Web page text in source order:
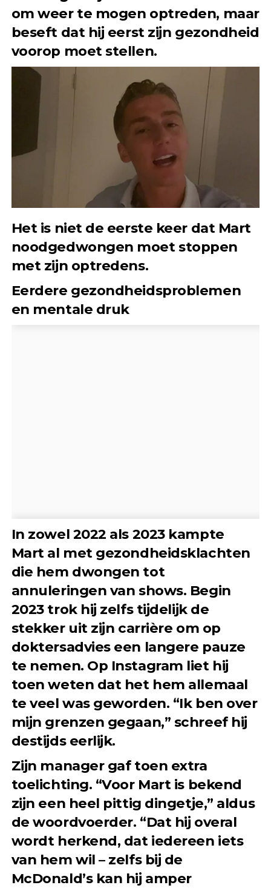
om weer te mogen optreden, maar
beseft dat hij eerst zijn gezondheid
voorop moet stellen.
Het is niet de eerste keer dat Mart
noodgedwongen moet stoppen
met zijn optredens.
Eerdere gezondheidsproblemen
en mentale druk
In zowel 2022 als 2023 kampte
Mart al met gezondheidsklachten
die hem dwongen tot
annuleringen van shows. Begin
2023 trok hij zelfs tijdelijk de
stekker uit zijn carrière om op
doktersadvies een langere pauze
te nemen. Op Instagram liet hij
toen weten dat het hem allemaal
te veel was geworden. “Ik ben over
mijn grenzen gegaan,” schreef hij
destijds eerlijk.
Zijn manager gaf toen extra
toelichting. “Voor Mart is bekend
zijn een heel pittig dingetje,” aldus
de woordvoerder. “Dat hij overal
wordt herkend, dat iedereen iets
van hem wil – zelfs bij de
McDonald’s kan hij amper